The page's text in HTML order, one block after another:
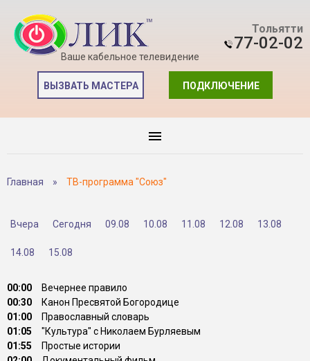
Ваше кабельное телевидение
Тольятти
77-02-02
ПОДКЛЮЧЕНИЕ
ВЫЗВАТЬ МАСТЕРА
Главная » ТВ-программа "Союз"
Вчера Сегодня 09.08 10.08 11.08 12.08 13.08
14.08 15.08
00:00
Вечернее правило
00:30
Канон Пресвятой Богородице
01:00
Православный словарь
01:05
"Культура" с Николаем Бурляевым
01:55
Простые истории